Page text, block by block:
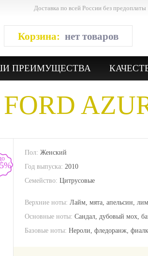
Доставка по всей России без предоплаты
Корзина: нет товаров
ПРЕИМУЩЕСТВА
Пол: Женский
Год выпуска: 2010
Семейство: Цитрусовые
Верхние ноты: Лайм, мята, апельсин,
Основные ноты: Сандал, дубовый мох,
Базовые ноты: Нероли, фледоранж,